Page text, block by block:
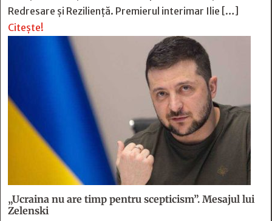
Redresare și Reziliență. Premierul interimar Ilie […]
Citește!
„Ucraina nu are timp pentru scepticism”. Mesajul lui
Zelenski